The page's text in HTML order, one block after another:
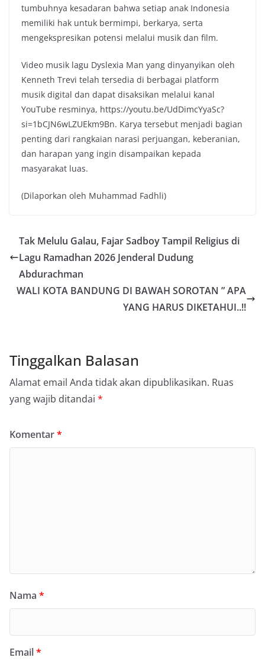
tumbuhnya kesadaran bahwa setiap anak Indonesia
memiliki hak untuk bermimpi, berkarya, serta
mengekspresikan potensi melalui musik dan film.
Video musik lagu Dyslexia Man yang dinyanyikan oleh
Kenneth Trevi telah tersedia di berbagai platform
musik digital dan dapat disaksikan melalui kanal
YouTube resminya, https://youtu.be/UdDimcYyaSc?
si=1bCJN6wLZUEkm9Bn. Karya tersebut menjadi bagian
penting dari rangkaian narasi perjuangan, keberanian,
dan harapan yang ingin disampaikan kepada
masyarakat luas.
(Dilaporkan oleh Muhammad Fadhli)
Tak Melulu Galau, Fajar Sadboy Tampil Religius di
Lagu Ramadhan 2026 Jenderal Dudung
Abdurachman
WALI KOTA BANDUNG DI BAWAH SOROTAN ” APA
YANG HARUS DIKETAHUI..!!
Tinggalkan Balasan
Alamat email Anda tidak akan dipublikasikan. Ruas
yang wajib ditandai *
Komentar*
Nama *
Email*